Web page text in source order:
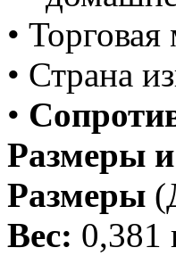
• Торговая
• Страна
•
Размеры и
Размеры
Вес: 0,381